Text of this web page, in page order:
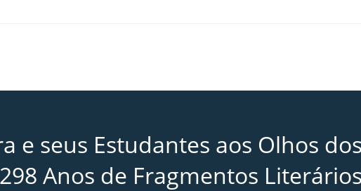
e seus Estudantes aos Olhos
Anos de Fragmentos Literários